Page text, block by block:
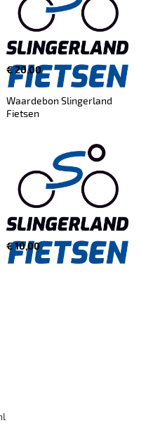
€ 20,00
Waardebon Slingerland
Fietsen
€ 10,00